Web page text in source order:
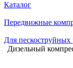
Каталог
Передвижные
Для пескоструйных
Дизельный